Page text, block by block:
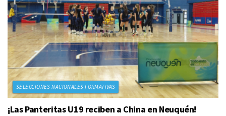
SELECCIONES NACIONALES FORMATIVAS
¡Las Panteritas U19 reciben a China en Neuquén!